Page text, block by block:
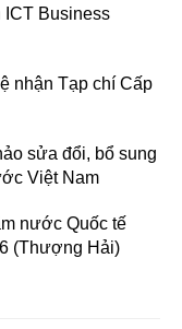
Business
nhận Tạp chí Cấp
sửa đổi, bổ sung
Việt Nam
nước Quốc tế
(Thượng Hải)